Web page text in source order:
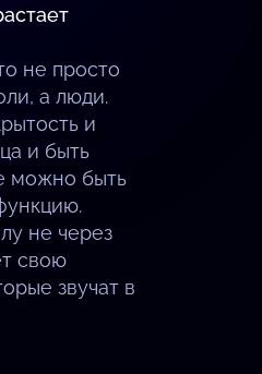
не просто
а люди.
и
и быть
можно быть
не через
свою
звучат в